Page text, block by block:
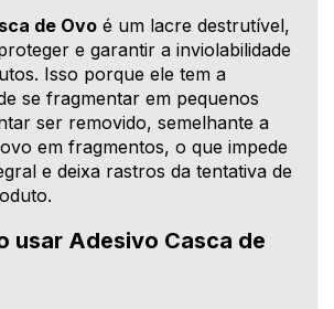
de Ovo é um lacre destrutível,
e garantir a inviolabilidade
Isso porque ele tem a
se fragmentar em pequenos
ser removido, semelhante a
em fragmentos, o que impede
e deixa rastros da tentativa de
usar Adesivo Casca de